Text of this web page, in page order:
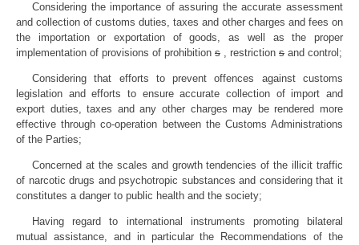
Considering the importance of assuring the accurate assessment
and collection of customs duties, taxes and other charges and fees on
the importation or exportation of goods, as well as the proper
implementation of provisions of prohibition s , restriction s and control;
Considering that efforts to prevent offences against customs
legislation and efforts to ensure accurate collection of import and
export duties, taxes and any other charges may be rendered more
effective through co-operation between the Customs Administrations
of the Parties;
Concerned at the scales and growth tendencies of the illicit traffic
of narcotic drugs and psychotropic substances and considering that it
constitutes a danger to public health and the society;
Having regard to international instruments promoting bilateral
mutual assistance, and in particular the Recommendations of the